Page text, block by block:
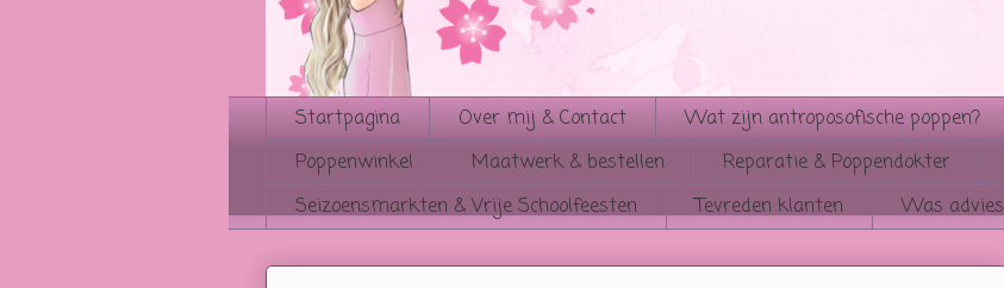
Startpagina Over mij & Contact Wat zijn antroposofische poppen?
Poppenwinkel
Maatwerk & bestellen Reparatie & Poppendokter
Seizoensmarkten & Vrije Schoolfeesten
Tevreden klanten Was advies